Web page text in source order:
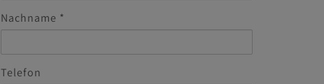
Nachname
Telefon